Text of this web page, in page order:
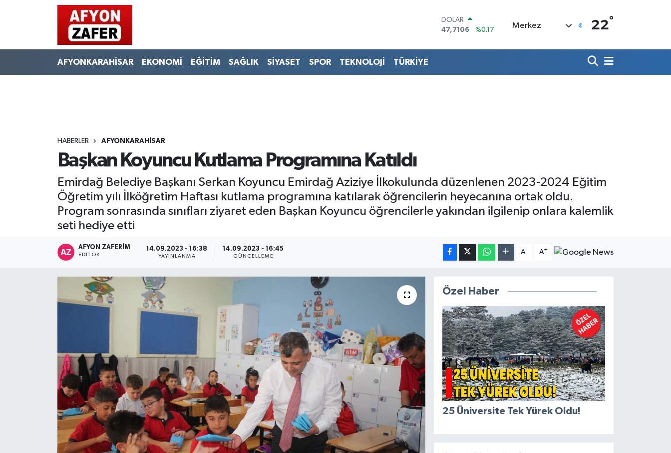
DOLAR
47,7106
%0.17
55,1652
%0.27
Merkez 22°
AFYONKARAHİSAR EKONOMİ EĞİTİM SAĞLIK SİYASET SPOR TEKNOLOJİ TÜRKİYE
HABERLER AFYONKARAHİSAR
Başkan Koyuncu Kutlama Programına Katıldı
Emirdağ Belediye Başkanı Serkan Koyuncu Emirdağ Aziziye İlkokulunda düzenlenen 2023-2024 Eğitim
Öğretim yılı İlköğretim Haftası kutlama programına katılarak öğrencilerin heyecanına ortak oldu.
Program sonrasında sınıfları ziyaret eden Başkan Koyuncu öğrencilerle yakından ilgilenip onlara kalemlik
seti hediye etti
AFYON ZAFERİM
EDITÖR
14.09.2023 - 16:38
YAYINLANMA
14.09.2023 - 16:45
GÜNCELLEME
A- A+
Özel Haber
25 Üniversite Tek Yürek Oldu!